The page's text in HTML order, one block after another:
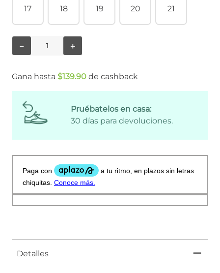
17 18 19 20 21
＋
－
Gana hasta $139.90 de cashback
Pruébatelos en casa:
30 días para devoluciones.
Detalles